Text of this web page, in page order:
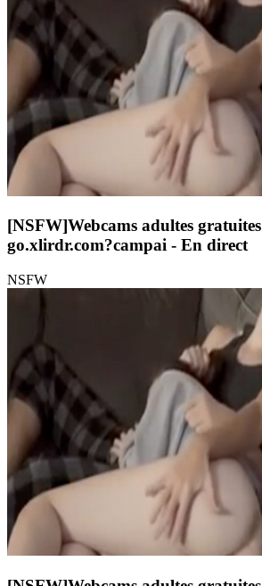
[NSFW]Webcams adultes gratuites
go.xlirdr.com?campai - En direct
NSFW